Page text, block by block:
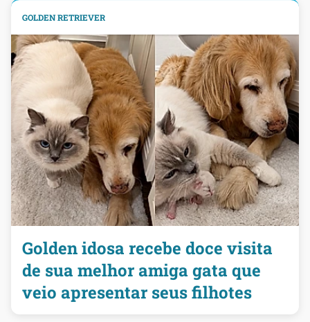
GOLDEN RETRIEVER
Golden idosa recebe doce visita
de sua melhor amiga gata que
veio apresentar seus filhotes